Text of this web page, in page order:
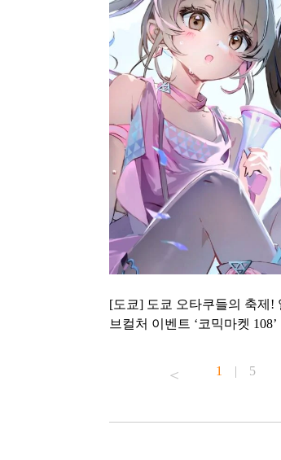
[도쿄] 도쿄 오타쿠들의 축제!
브컬처 이벤트 ‘코믹마켓 108’
1 | 5